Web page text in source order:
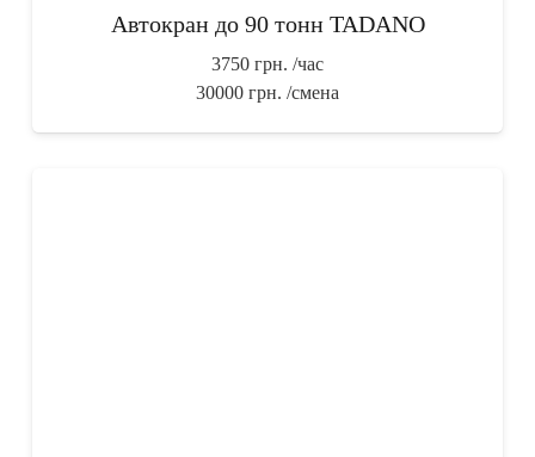
Автокран до 90 тонн TADANO
3750 грн. /час
30000 грн. /смена